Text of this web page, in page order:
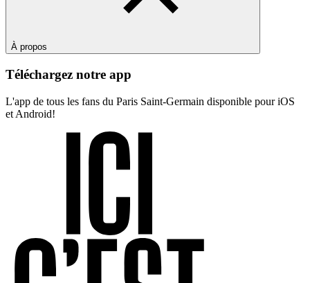
À propos
Téléchargez notre app
L'app de tous les fans du Paris Saint-Germain disponible pour iOS
et Android!